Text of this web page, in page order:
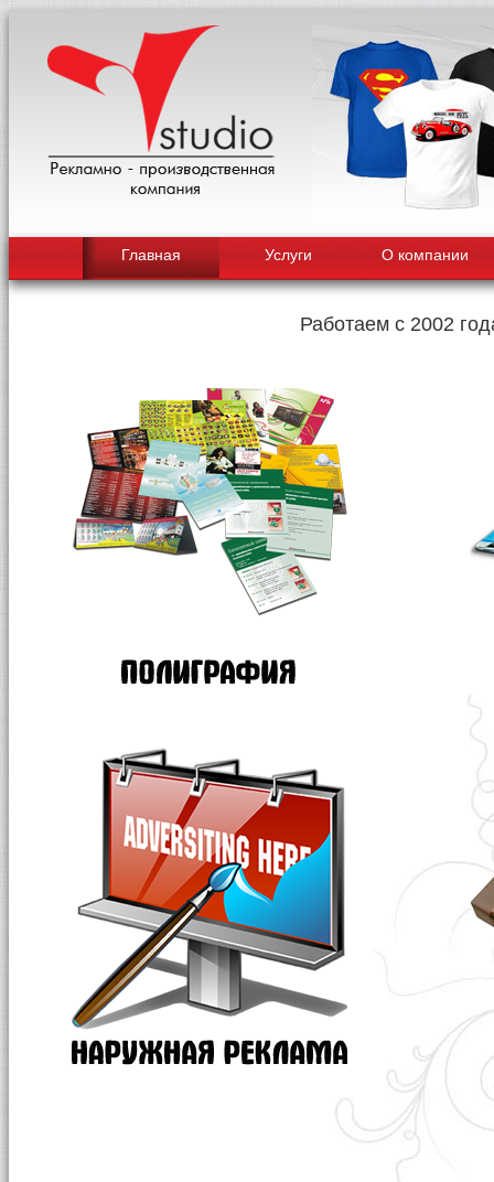
Главная Услуги О компании
Работаем с 2002